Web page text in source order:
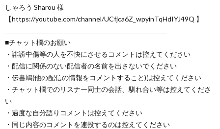
しゃろう Sharou 様
【https://youtube.com/channel/UCfjca6Z_wpyinTqHdIYJ49Q 】
■チャット欄のお願い
・誹謗中傷等の人を不快にさせるコメントは控えてください
・配信に関係のない配信者の名前を出さないでください
・伝書鳩(他の配信の情報をコメントすること)は控えてください
・チャット欄でのリスナー同士の会話、馴れ合い等は控えてくださ
い
・過度な自分語りコメントは控えてください
・同じ内容のコメントを連投するのは控えてください